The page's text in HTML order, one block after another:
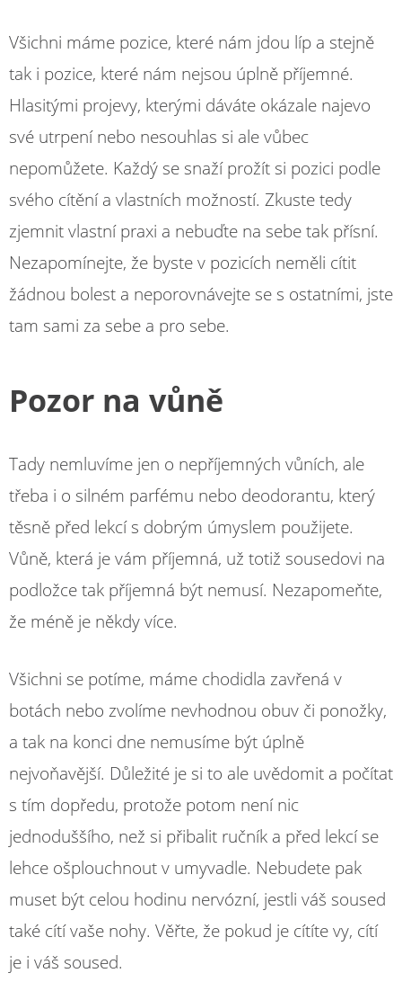
Všichni máme pozice, které nám jdou líp a stejně
tak i pozice, které nám nejsou úplně příjemné.
Hlasitými projevy, kterými dáváte okázale najevo
své utrpení nebo nesouhlas si ale vůbec
nepomůžete. Každý se snaží prožít si pozici podle
svého cítění a vlastních možností. Zkuste tedy
zjemnit vlastní praxi a nebuďte na sebe tak přísní.
Nezapomínejte, že byste v pozicích neměli cítit
žádnou bolest a neporovnávejte se s ostatními, jste
tam sami za sebe a pro sebe.
Pozor na vůně
Tady nemluvíme jen o nepříjemných vůních, ale
třeba i o silném parfému nebo deodorantu, který
těsně před lekcí s dobrým úmyslem použijete.
Vůně, která je vám příjemná, už totiž sousedovi na
podložce tak příjemná být nemusí. Nezapomeňte,
že méně je někdy více.
Všichni se potíme, máme chodidla zavřená v
botách nebo zvolíme nevhodnou obuv či ponožky,
a tak na konci dne nemusíme být úplně
nejvoňavější. Důležité je si to ale uvědomit a počítat
s tím dopředu, protože potom není nic
jednoduššího, než si přibalit ručník a před lekcí se
lehce ošplouchnout v umyvadle. Nebudete pak
muset být celou hodinu nervózní, jestli váš soused
také cítí vaše nohy. Věřte, že pokud je cítíte vy, cítí
je i váš soused.